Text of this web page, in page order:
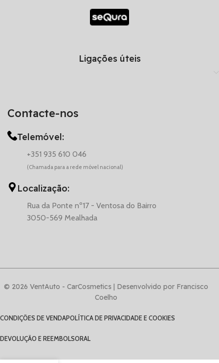
Contacte-nos
Telemóvel:
+351 935 610 046
(Chamada para a rede móvel nacional)
Localização:
Rua da Ponte nº17 - Ventosa do Bairro
3050-569 Mealhada
Ligações úteis
© 2026 VentAuto - CarCosmetics | Desenvolvido por Francisco
Coelho
CONDIÇÕES DE VENDAPOLÍTICA DE PRIVACIDADE E COOKIES
DEVOLUÇÃO E REEMBOLSORAL